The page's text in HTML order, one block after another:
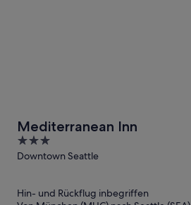
Mediterranean Inn
3
out
Downtown Seattle
Hin- und Rückflug inbegriffen